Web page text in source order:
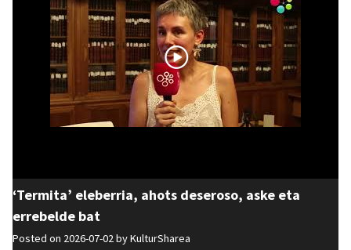
‘Termita’ eleberria, ahots deseroso, aske eta
errebelde bat
Posted on 2026-07-02 byKulturSharea